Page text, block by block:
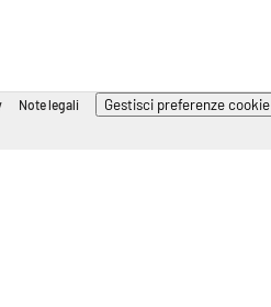
Note legali Gestisci preferenze cookie